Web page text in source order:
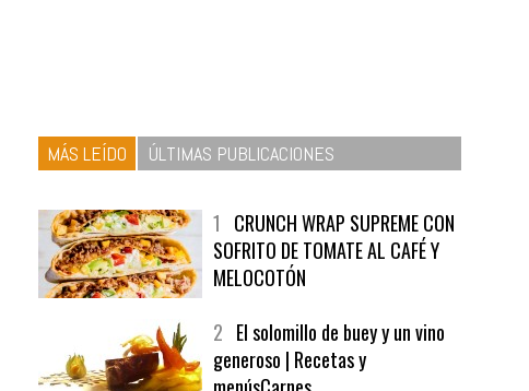
MÁS LEÍDO ÚLTIMAS PUBLICACIONES
SOFRITO DE TOMATE AL CAFÉ Y
MELOCOTÓN